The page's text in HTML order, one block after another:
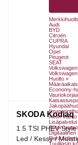
Audi
BYD
Citroën
CUPRA
Hyundai
Opel
Peugeot
SEAT
Volkswagen
Huolto »
Economy-
Akun vaihto
Auton
Renkaiden
Tuulilasin
SKODA Kodiaq
1.5 TSI PHEV
Led / Kessy /